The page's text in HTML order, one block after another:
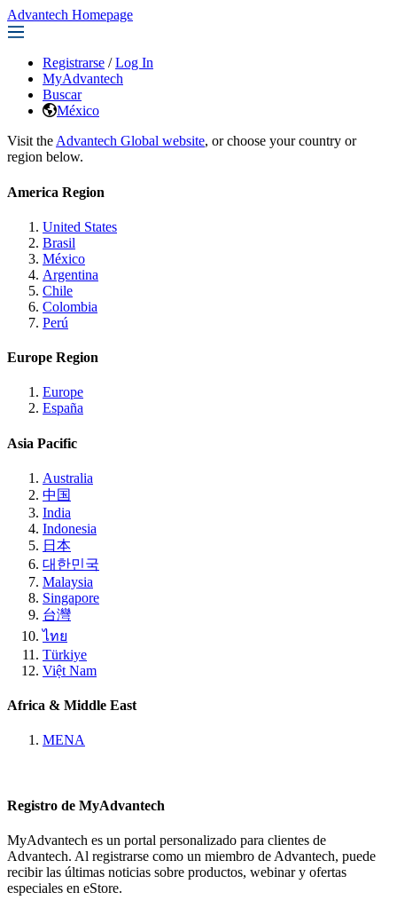
Advantech Homepage
Registrarse / Log In
MyAdvantech
Buscar
México
Visit the Advantech Global website, or choose your country or
region below.
America Region
United States
Brasil
México
Argentina
Chile
Colombia
Perú
Europe Region
Europe
España
Asia Pacific
Australia
中国
India
Indonesia
日本
대한민국
Malaysia
Singapore
台灣
ไทย
Türkiye
Việt Nam
Africa & Middle East
MENA
Registro de MyAdvantech
MyAdvantech es un portal personalizado para clientes de
Advantech. Al registrarse como un miembro de Advantech, puede
recibir las últimas noticias sobre productos, webinar y ofertas
especiales en eStore.